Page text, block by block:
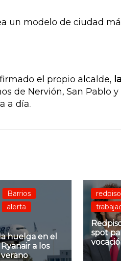
un modelo de ciudad
el propio alcalde,
de Nervión, San Pablo y
a día.
Barrios
alerta
huelga en el
a los
redpiso
spot